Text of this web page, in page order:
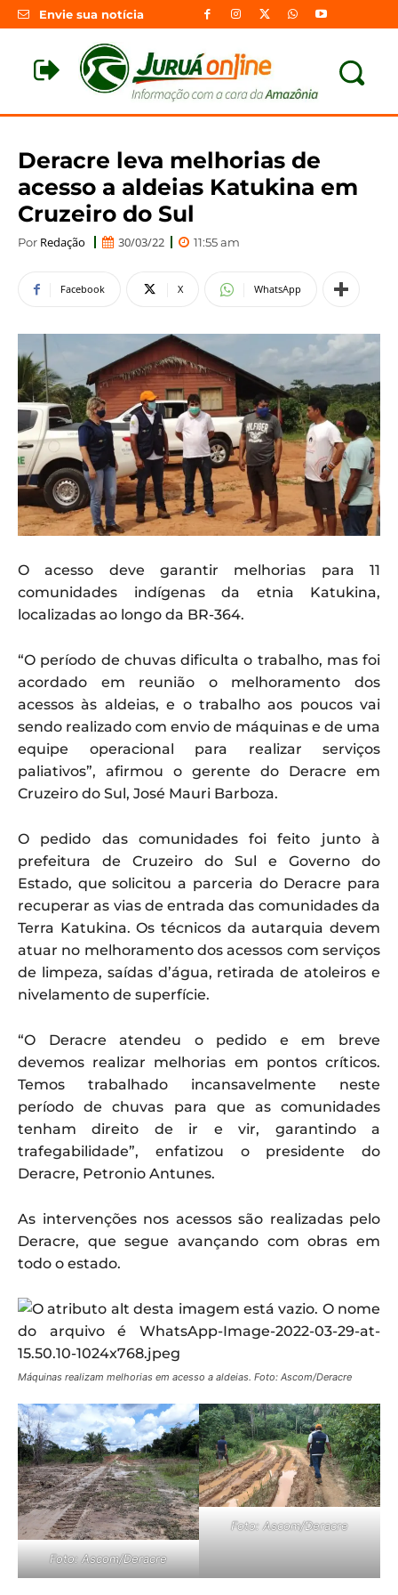
Envie sua notícia
Deracre leva melhorias de
acesso a aldeias Katukina em
Cruzeiro do Sul
Por Redação 30/03/22 11:55 am
Facebook X WhatsApp
O acesso deve garantir melhorias para 11
comunidades indígenas da etnia Katukina,
localizadas ao longo da BR-364.
“O período de chuvas dificulta o trabalho, mas foi
acordado em reunião o melhoramento dos
acessos às aldeias, e o trabalho aos poucos vai
sendo realizado com envio de máquinas e de uma
equipe operacional para realizar serviços
paliativos”, afirmou o gerente do Deracre em
Cruzeiro do Sul, José Mauri Barboza.
O pedido das comunidades foi feito junto à
prefeitura de Cruzeiro do Sul e Governo do
Estado, que solicitou a parceria do Deracre para
recuperar as vias de entrada das comunidades da
Terra Katukina. Os técnicos da autarquia devem
atuar no melhoramento dos acessos com serviços
de limpeza, saídas d’água, retirada de atoleiros e
nivelamento de superfície.
“O Deracre atendeu o pedido e em breve
devemos realizar melhorias em pontos críticos.
Temos trabalhado incansavelmente neste
período de chuvas para que as comunidades
tenham direito de ir e vir, garantindo a
trafegabilidade”, enfatizou o presidente do
Deracre, Petronio Antunes.
As intervenções nos acessos são realizadas pelo
Deracre, que segue avançando com obras em
todo o estado.
Máquinas realizam melhorias em acesso a aldeias. Foto: Ascom/Deracre
Foto: Ascom/Deracre
Foto: Ascom/Deracre